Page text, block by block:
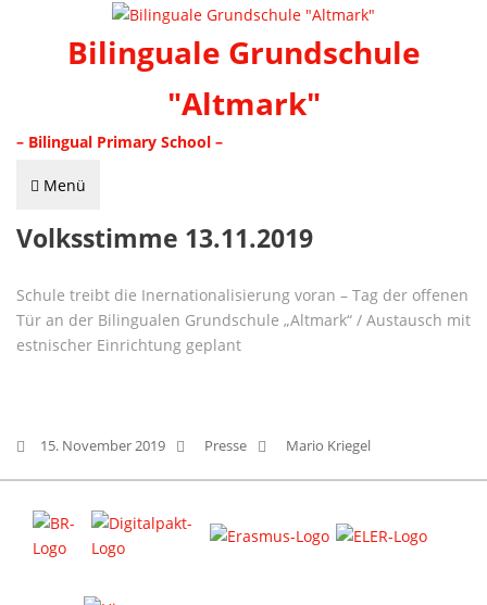
Bilinguale Grundschule
"Altmark"
– Bilingual Primary School –
Menü
Volksstimme 13.11.2019
Schule treibt die Inernationalisierung voran – Tag der offenen
Tür an der Bilingualen Grundschule „Altmark“ / Austausch mit
estnischer Einrichtung geplant
15. November 2019 Presse Mario Kriegel